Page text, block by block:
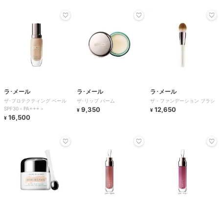
ラ･メール
ザ･プロテクティング ベール
SPF30＜PA+++＞
¥ 16,500
ラ･メール
ザ･リップ バーム
¥ 9,350
ラ･メール
ザ・ファンデーション ブラシ
¥ 12,650